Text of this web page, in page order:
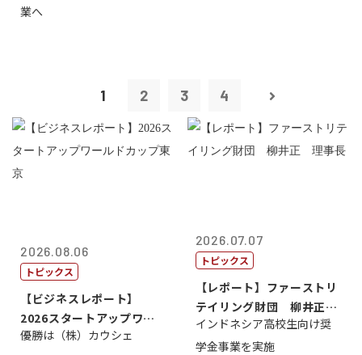
業へ
1 2 3 4
2026.08.06
トピックス
【ビジネスレポート】
2026スタートアップワー
ルドカップ東京
優勝は（株）カウシェ
2026.07.07
トピックス
【レポート】ファーストリ
テイリング財団 柳井正
理事長
インドネシア高校生向け奨
学金事業を実施